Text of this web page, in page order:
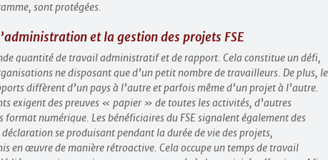
sont protégées.
et la gestion des projets FSE
quantité de travail administratif et de rapport. Cela constitue un défi,
ne disposant que d’un petit nombre de travailleurs. De plus,
diffèrent d’un pays à l’autre et parfois même d’un projet à l’autre.
exigent des preuves « papier » de toutes les activités, d’autres
format numérique. Les bénéficiaires du FSE signalent également des
se produisant pendant la durée de vie des projets,
en œuvre de manière rétroactive. Cela occupe un temps de travail